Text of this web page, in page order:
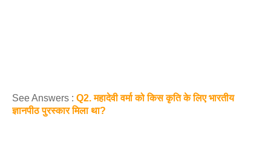
See Answers : Q2. महादेवी वर्मा को किस कृति के लिए भारतीय
ज्ञानपीठ पुरस्कार मिला था?